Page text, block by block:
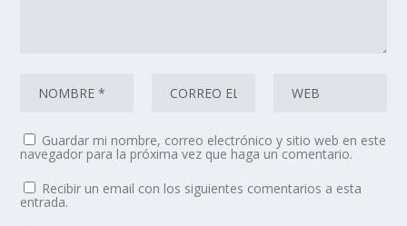
Guardar mi nombre, correo electrónico y sitio web en este
navegador para la próxima vez que haga un comentario.
Recibir un email con los siguientes comentarios a esta
entrada.